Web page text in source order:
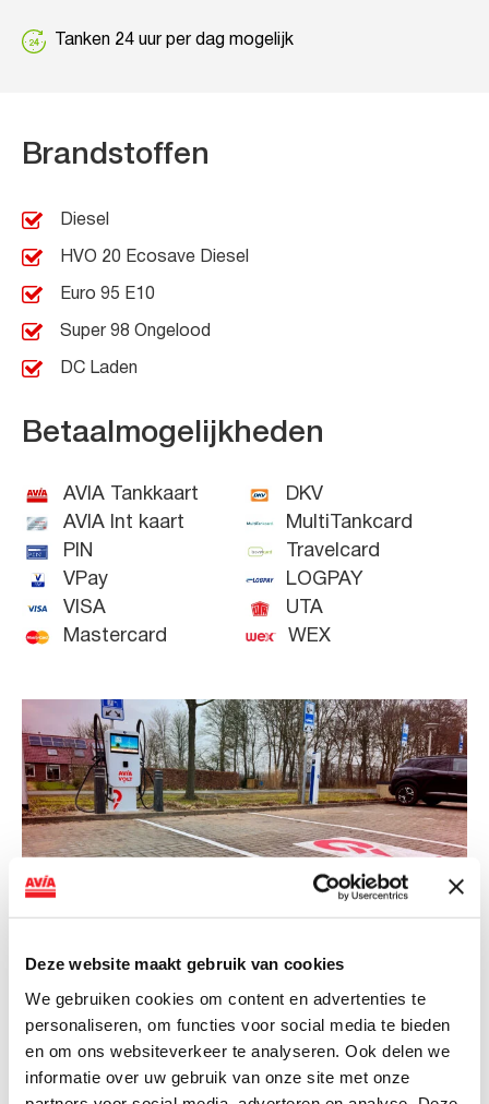
Deze website maakt gebruik van cookies
We gebruiken cookies om content en advertenties te
personaliseren, om functies voor social media te bieden
en om ons websiteverkeer te analyseren. Ook delen we
informatie over uw gebruik van onze site met onze
Tanken 24 uur per dag mogelijk
Brandstoffen
Diesel
HVO 20 Ecosave Diesel
Euro 95 E10
Super 98 Ongelood
DC Laden
Betaalmogelijkheden
AVIA Tankkaart
AVIA Int kaart
PIN
VPay
VISA
Mastercard
DKV
MultiTankcard
Travelcard
LOGPAY
UTA
WEX
AVIA VOLT en Fletcher Hotels starten
landelijke uitrol van DC-
snellaadinfrastructuur